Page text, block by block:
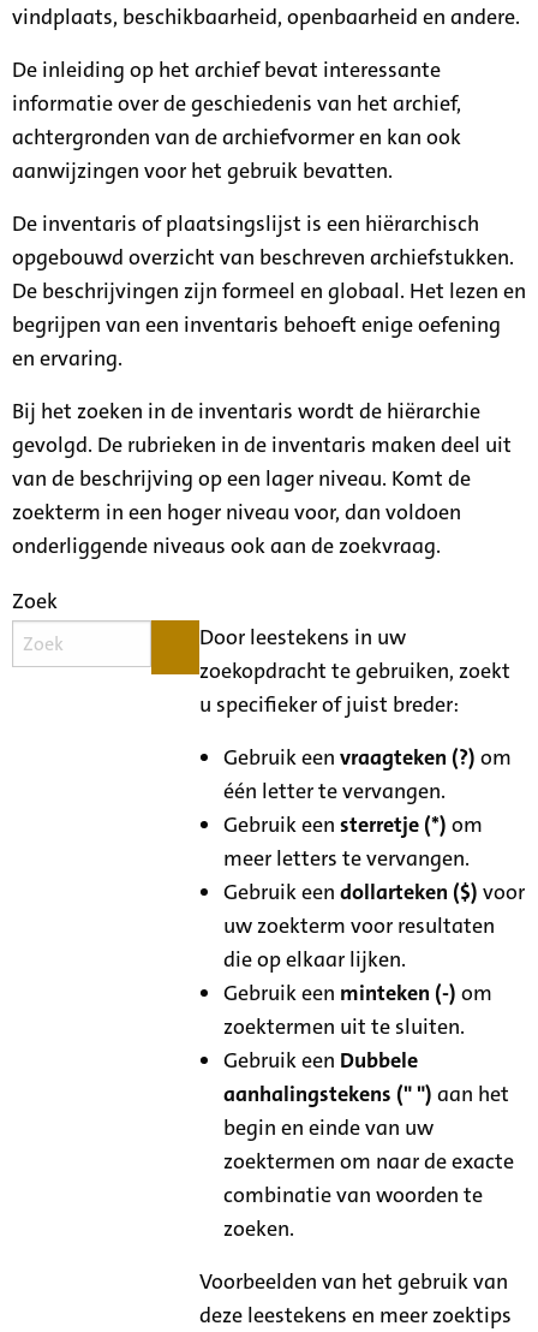
vindplaats, beschikbaarheid, openbaarheid en andere.
De inleiding op het archief bevat interessante
informatie over de geschiedenis van het archief,
achtergronden van de archiefvormer en kan ook
aanwijzingen voor het gebruik bevatten.
De inventaris of plaatsingslijst is een hiërarchisch
opgebouwd overzicht van beschreven archiefstukken.
De beschrijvingen zijn formeel en globaal. Het lezen en
begrijpen van een inventaris behoeft enige oefening
en ervaring.
Bij het zoeken in de inventaris wordt de hiërarchie
gevolgd. De rubrieken in de inventaris maken deel uit
van de beschrijving op een lager niveau. Komt de
zoekterm in een hoger niveau voor, dan voldoen
onderliggende niveaus ook aan de zoekvraag.
Zoek
Door leestekens in uw
zoekopdracht te gebruiken, zoekt
u specifieker of juist breder:
Gebruik eenvraagteken (?) om
één letter te vervangen.
Gebruik eensterretje (*) om
meer letters te vervangen.
Gebruik eendollarteken ($) voor
uw zoekterm voor resultaten
die op elkaar lijken.
Gebruik een minteken (-) om
zoektermen uit te sluiten.
Gebruik een Dubbele
aanhalingstekens (" ") aan het
begin en einde van uw
zoektermen om naar de exacte
combinatie van woorden te
zoeken.
Voorbeelden van het gebruik van
deze leestekens en meer zoektips